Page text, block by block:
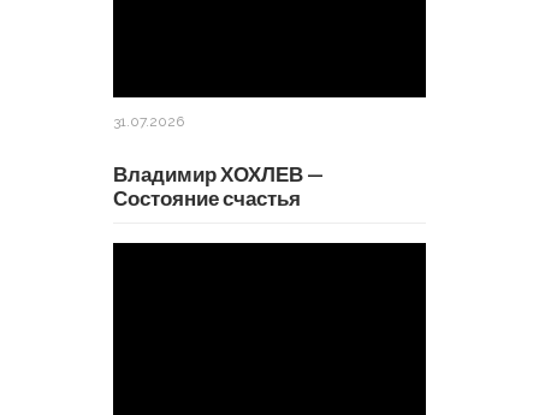
31.07.2026
Владимир ХОХЛЕВ —
Состояние счастья